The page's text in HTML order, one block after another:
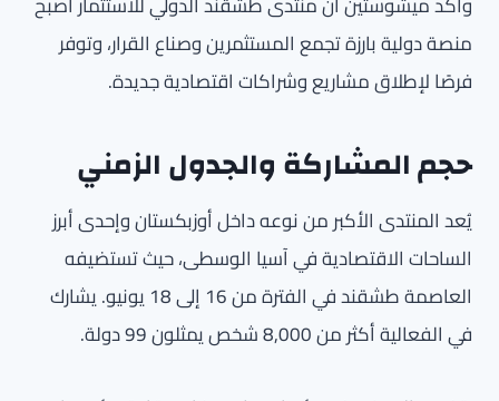
منصة دولية بارزة تجمع المستثمرين وصناع القرار، وتوفر
فرصًا لإطلاق مشاريع وشراكات اقتصادية جديدة.
حجم المشاركة والجدول الزمني
يُعد المنتدى الأكبر من نوعه داخل أوزبكستان وإحدى أبرز
الساحات الاقتصادية في آسيا الوسطى، حيث تستضيفه
العاصمة طشقند في الفترة من 16 إلى 18 يونيو. يشارك
في الفعالية أكثر من 8,000 شخص يمثلون 99 دولة.